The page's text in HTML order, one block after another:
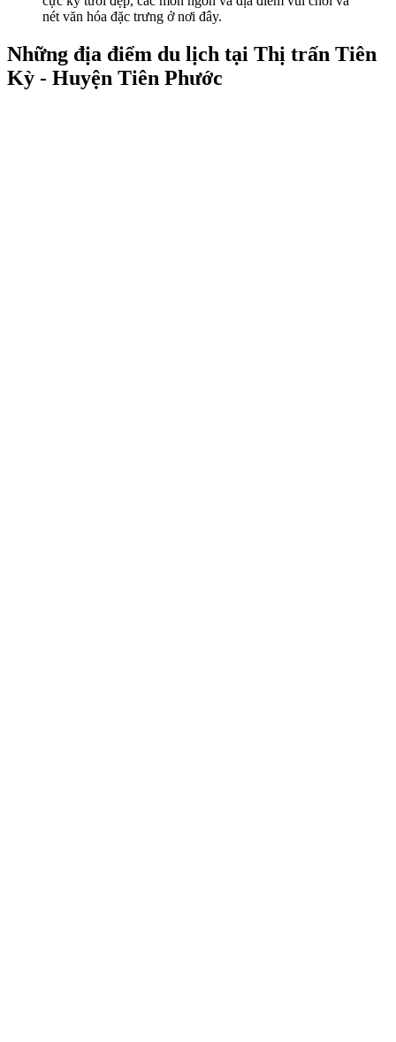
nét văn hóa đặc trưng ở nơi đây.
Những địa điểm du lịch tại Thị trấn Tiên
Kỳ - Huyện Tiên Phước